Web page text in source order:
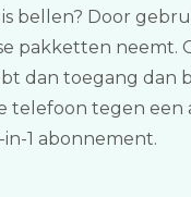
bellen? Door
pakketten neemt.
dan toegang
tegen een
1 abonnement.